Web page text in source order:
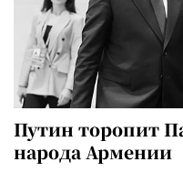
Путин торопит
народа Армении